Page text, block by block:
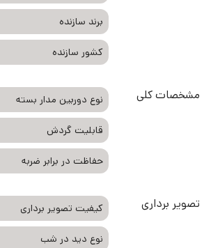
برند سازنده
کشور سازنده
مشخصات کلی نوع دوربین مدار بسته
قابلیت گردش
حفاظت در برابر ضربه
تصویر برداری کیفیت تصویر برداری
نوع دید در شب